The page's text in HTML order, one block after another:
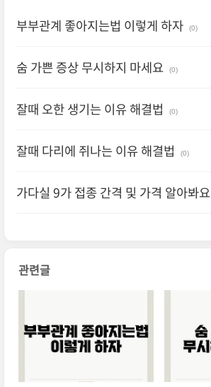
부부관계 좋아지는법 이렇게 하자 (0)
숨 가쁜 증상 무시하지 마세요 (0)
잘때 오한 생기는 이유 해결법 (0)
잘때 다리에 쥐나는 이유 해결법 (0)
가다실 9가 접종 간격 및 가격 알아봐요
관련글